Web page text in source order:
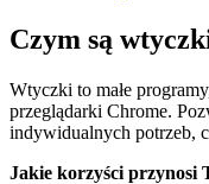
Czym są
Wtyczki to małe
przeglądarki Chrome.
indywidualnych potrzeb,
Jakie korzyści przynosi